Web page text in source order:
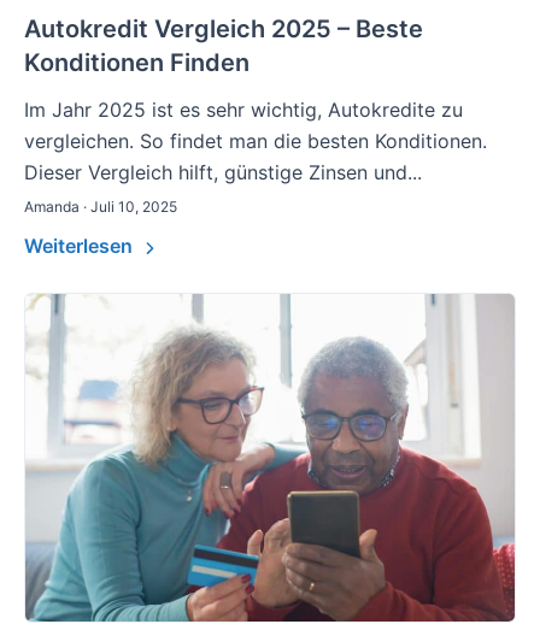
Autokredit Vergleich 2025 – Beste
Konditionen Finden
Im Jahr 2025 ist es sehr wichtig, Autokredite zu
vergleichen. So findet man die besten Konditionen.
Dieser Vergleich hilft, günstige Zinsen und...
Amanda · Juli 10, 2025
Weiterlesen